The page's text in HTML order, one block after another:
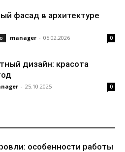
фасад в архитектуре
manager - 05.02.2026 0
дизайн: красота
- 25.10.2025 0
особенности работы